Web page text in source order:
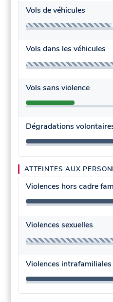
Vols de véhicules
Vols dans les véhicules
Vols sans violence
Dégradations
ATTEINTES AUX
Violences hors cadre
Violences sexuelles
Violences intrafamiliales